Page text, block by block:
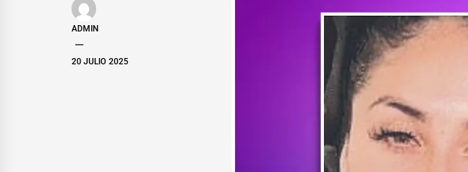
ADMIN
20 JULIO 2025